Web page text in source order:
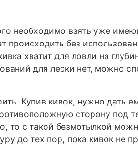
необходимо взять уже
происходить без
хватит для ловли на
для лески нет, можно
Купив кивок, нужно дать
сторону под
то с такой безмотылкой
до тех пор, пока кивок не